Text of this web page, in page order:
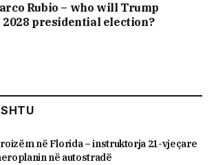
Rubio – who will Trump
presidential election?
në Florida – instruktorja 21-vjeçare
në autostradë